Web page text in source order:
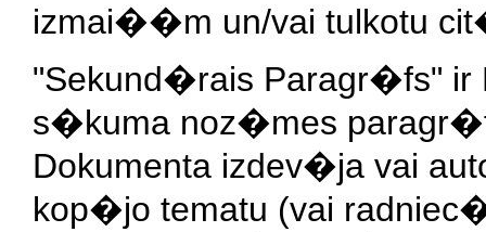
izmai��m un/vai tulkotu
"Sekund�rais Paragr�fs" ir
s�kuma noz�mes
Dokumenta izdev�ja vai
kop�jo tematu (vai